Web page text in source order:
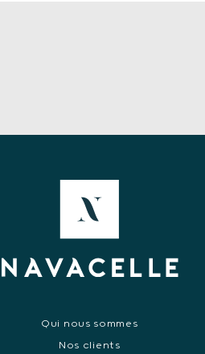
Qui nous sommes
Nos clients